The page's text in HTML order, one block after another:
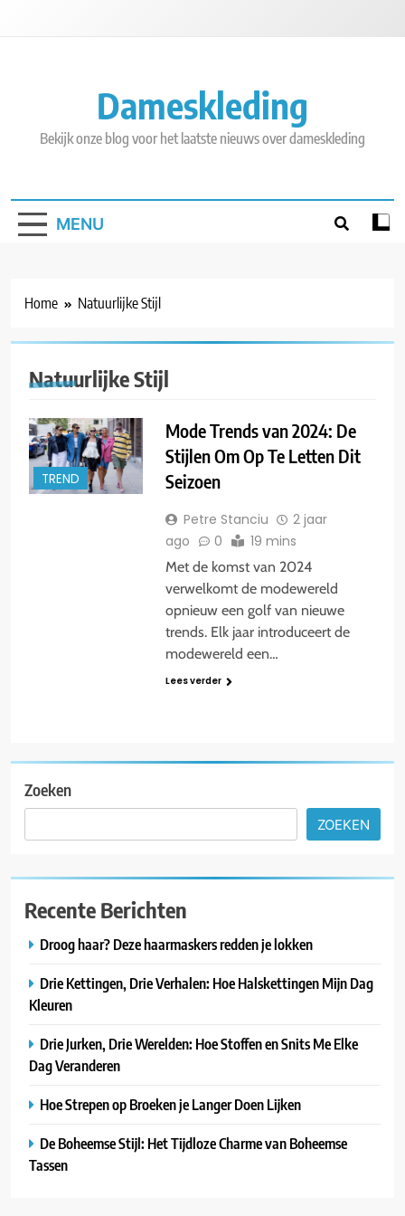
Dameskleding
Bekijk onze blog voor het laatste nieuws over dameskleding
MENU
Home Natuurlijke Stijl
Natuurlijke Stijl
TREND
Mode Trends van 2024: De
Stijlen Om Op Te Letten Dit
Seizoen
Petre Stanciu
2 jaar
ago
0 19 mins
Met de komst van 2024
verwelkomt de modewereld
opnieuw een golf van nieuwe
trends. Elk jaar introduceert de
modewereld een…
Lees verder
Zoeken
ZOEKEN
Recente Berichten
Droog haar? Deze haarmaskers redden je lokken
Drie Kettingen, Drie Verhalen: Hoe Halskettingen Mijn Dag
Kleuren
Drie Jurken, Drie Werelden: Hoe Stoffen en Snits Me Elke
Dag Veranderen
Hoe Strepen op Broeken je Langer Doen Lijken
De Boheemse Stijl: Het Tijdloze Charme van Boheemse
Tassen